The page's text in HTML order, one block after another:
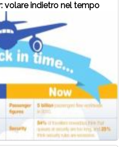
volare indietro nel tempo